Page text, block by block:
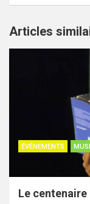
Articles
ÉVÉNEMENTS
Le centenaire